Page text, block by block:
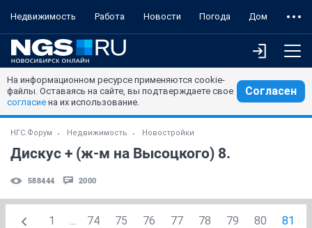
Недвижимость Работа Новости Погода Дом
На информационном ресурсе применяются cookie-
файлы. Оставаясь на сайте, вы подтверждаете свое
согласие на их использование.
Согласен
НГС.Форум Недвижимость Новостройки
Дискус + (ж-м на Высоцкого) 8.
588444 2000
1 ... 74 75 76 77 78 79 80 81